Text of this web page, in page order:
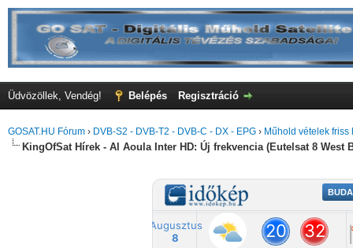
Üdvözöllek, Vendég! Belépés Regisztráció
GOSAT.HU Fórum › DVB-S2 - DVB-T2 - DVB-C - DX - EPG › Műhold vételek friss
KingOfSat Hírek - Al Aoula Inter HD: Új frekvencia (Eutelsat 8 West